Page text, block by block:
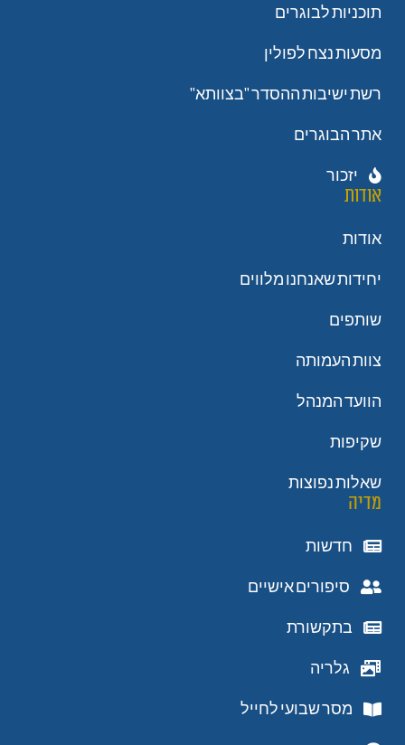
תוכניות לבוגרים
מסעות נצח לפולין
רשת ישיבות ההסדר "בצוותא"
אתר הבוגרים
יזכור
אודות
אודות
יחידות שאנחנו מלווים
שותפים
צוות העמותה
הוועד המנהל
שקיפות
שאלות נפוצות
מדיה
חדשות
סיפורים אישיים
בתקשורת
גלריה
מסר שבועי לחייל